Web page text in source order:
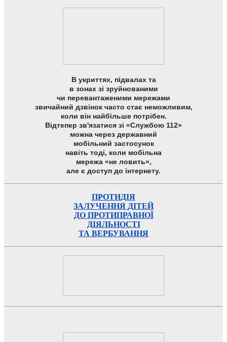
В укриттях, підвалах та
в зонах зі зруйнованими
чи перевантаженими мережами
звичайний дзвінок часто стає неможливим,
коли він найбільше потрібен.
Відтепер зв'язатися зі «Службою 112»
можна через державний
мобільний застосунок
навіть тоді, коли мобільна
мережа «не ловить»,
але є доступ до інтернету.
ПРОТИДІЯ
ЗАЛУЧЕННЯ ДІТЕЙ
ДО ПРОТИПРАВНОЇ
ДІЯЛЬНОСТІ
ТА ВЕРБУВАННЯ